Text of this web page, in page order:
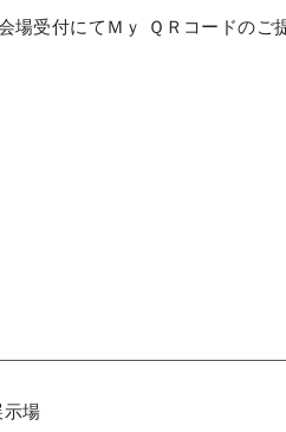
場受付にてＭｙ ＱＲコードのご
場